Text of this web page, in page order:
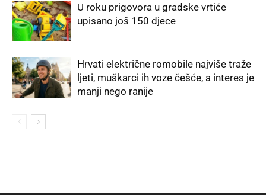
U roku prigovora u gradske vrtiće
upisano još 150 djece
Hrvati električne romobile najviše traže
ljeti, muškarci ih voze češće, a interes je
manji nego ranije